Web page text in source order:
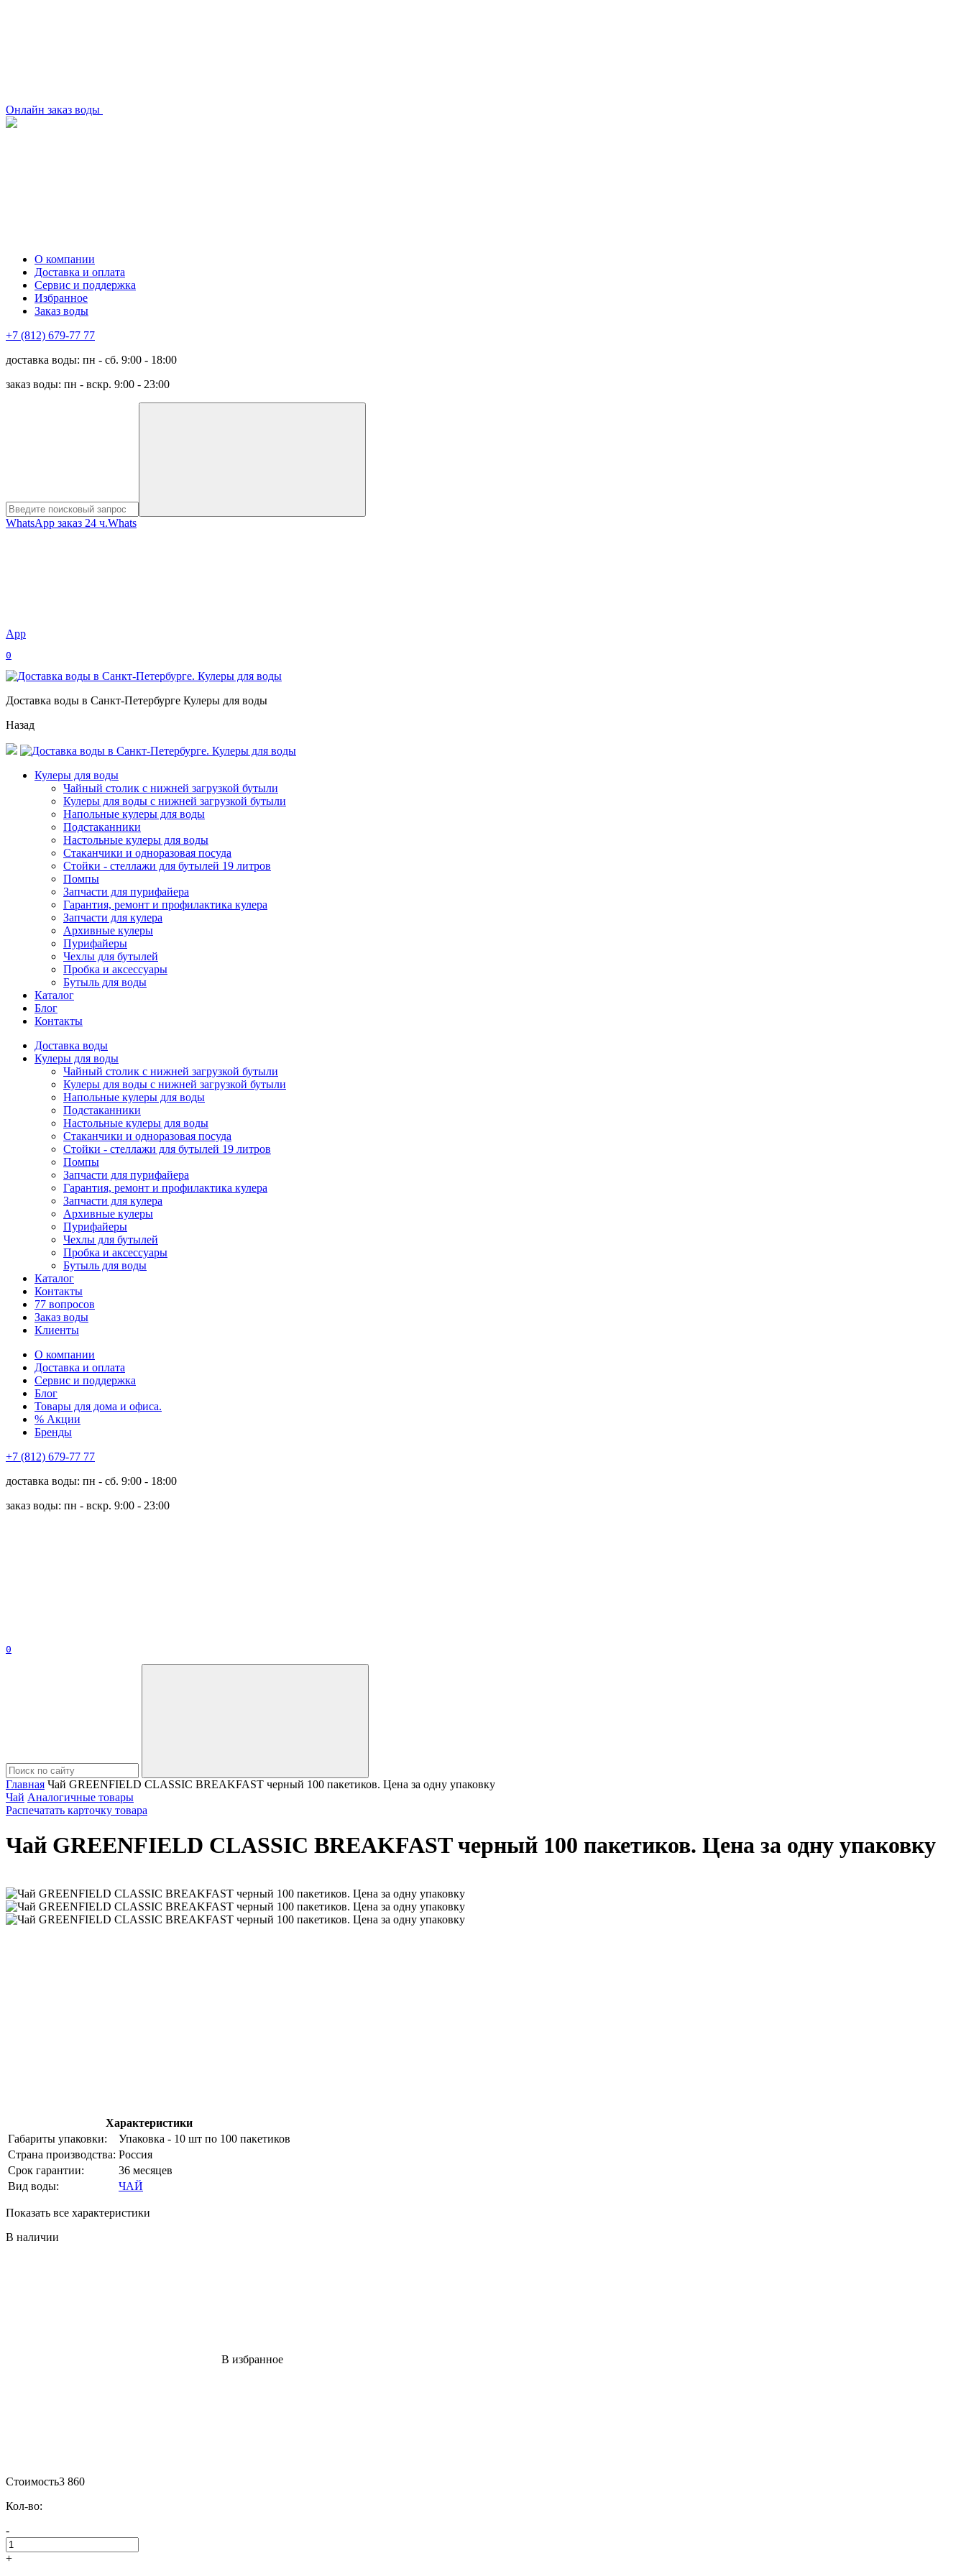
Онлайн заказ воды
О компании
Доставка и оплата
Сервис и поддержка
Избранное
Заказ воды
+7 (812) 679-77 77
доставка воды: пн - сб. 9:00 - 18:00
заказ воды: пн - вскр. 9:00 - 23:00
WhatsApp заказ 24 ч.Whats
App
0
Доставка воды в Санкт-Петербурге Кулеры для воды
Назад
Кулеры для воды
Чайный столик с нижней загрузкой бутыли
Кулеры для воды с нижней загрузкой бутыли
Напольные кулеры для воды
Подстаканники
Настольные кулеры для воды
Стаканчики и одноразовая посуда
Стойки - стеллажи для бутылей 19 литров
Помпы
Запчасти для пурифайера
Гарантия, ремонт и профилактика кулера
Запчасти для кулера
Архивные кулеры
Пурифайеры
Чехлы для бутылей
Пробка и аксессуары
Бутыль для воды
Каталог
Блог
Контакты
Доставка воды
Кулеры для воды
Чайный столик с нижней загрузкой бутыли
Кулеры для воды с нижней загрузкой бутыли
Напольные кулеры для воды
Подстаканники
Настольные кулеры для воды
Стаканчики и одноразовая посуда
Стойки - стеллажи для бутылей 19 литров
Помпы
Запчасти для пурифайера
Гарантия, ремонт и профилактика кулера
Запчасти для кулера
Архивные кулеры
Пурифайеры
Чехлы для бутылей
Пробка и аксессуары
Бутыль для воды
Каталог
Контакты
77 вопросов
Заказ воды
Клиенты
О компании
Доставка и оплата
Сервис и поддержка
Блог
Товары для дома и офиса.
% Акции
Бренды
+7 (812) 679-77 77
доставка воды: пн - сб. 9:00 - 18:00
заказ воды: пн - вскр. 9:00 - 23:00
0
Главная Чай GREENFIELD CLASSIC BREAKFAST черный 100 пакетиков. Цена за одну упаковку
Чай Аналогичные товары
Распечатать карточку товара
Чай GREENFIELD CLASSIC BREAKFAST черный 100 пакетиков. Цена за одну упаковку
Характеристики
Габариты упаковки:
Упаковка - 10 шт по 100 пакетиков
Страна производства: Россия
Срок гарантии:
36 месяцев
Вид воды:
ЧАЙ
Показать все характеристики
В наличии
В избранное
Стоимость3 860
Кол-во:
-
+